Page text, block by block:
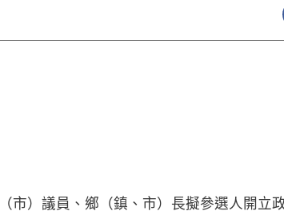
市）議員、鄉（鎮、市）長擬參選人開立